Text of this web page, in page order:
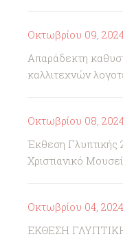
Οκτωβρίου 09,
Απαράδεκτη
καλλιτεχνών
Οκτωβρίου 08,
Έκθεση Γλυπτικής
Χριστιανικό
Οκτωβρίου 04, 2024
ΕΚΘΕΣΗ